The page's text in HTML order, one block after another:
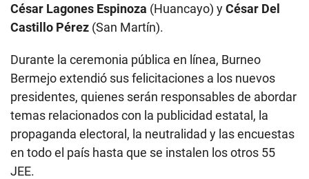
César Lagones Espinoza (Huancayo) yCésar Del
Castillo Pérez (San Martín).
Durante la ceremonia pública en línea, Burneo
Bermejo extendió sus felicitaciones a los nuevos
presidentes, quienes serán responsables de abordar
temas relacionados con la publicidad estatal, la
propaganda electoral, la neutralidad y las encuestas
en todo el país hasta que se instalen los otros 55
JEE.